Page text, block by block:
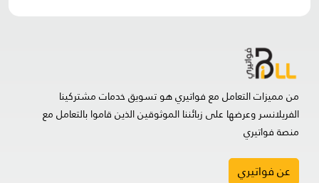
من مميزات التعامل مع فواتيري هو تسويق خدمات مشتركينا
الفريلانسر وعرضها على زبائننا الموثوقين الذين قاموا بالتعامل مع
منصة فواتيري
عن فواتيري